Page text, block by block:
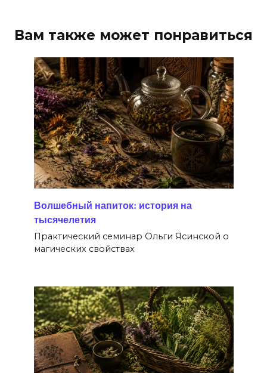
Вам также может понравиться
Волшебный напиток: история на
тысячелетия
Практический семинар Ольги Ясинской о
магических свойствах